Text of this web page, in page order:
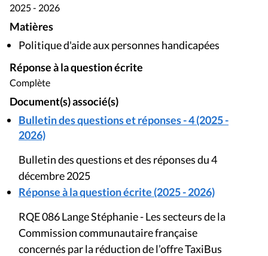
2025 - 2026
Matières
Politique d'aide aux personnes handicapées
Réponse à la question écrite
Complète
Document(s) associé(s)
Bulletin des questions et réponses - 4 (2025 -
2026)
Bulletin des questions et des réponses du 4
décembre 2025
Réponse à la question écrite (2025 - 2026)
RQE 086 Lange Stéphanie - Les secteurs de la
Commission communautaire française
concernés par la réduction de l’offre TaxiBus